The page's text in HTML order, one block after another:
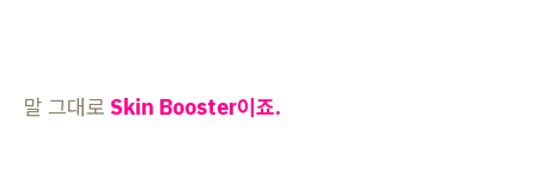
말 그대로 Skin Booster이죠.